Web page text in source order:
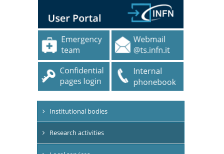
Institutional bodies
Research activities